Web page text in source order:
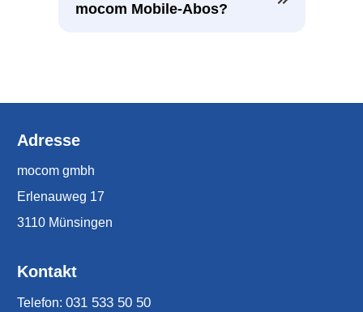
mocom Mobile-Abos?
Adresse
mocom gmbh
Erlenauweg 17
3110 Münsingen
Kontakt
Telefon: 031 533 50 50